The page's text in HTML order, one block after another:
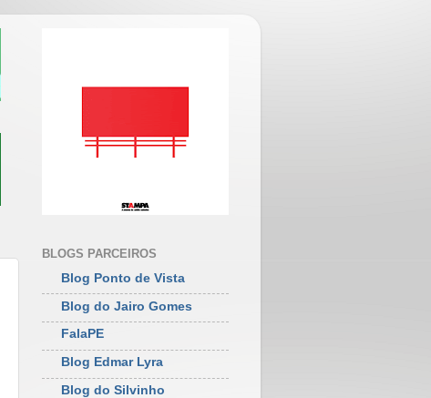
BLOGS PARCEIROS
Blog Ponto de Vista
Blog do Jairo Gomes
FalaPE
Blog Edmar Lyra
Blog do Silvinho